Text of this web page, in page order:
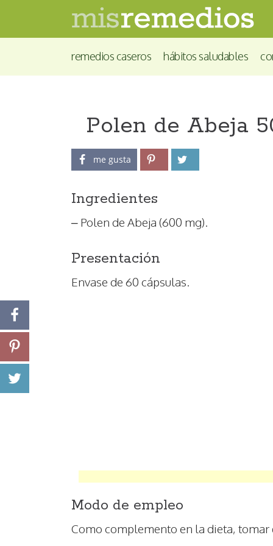
remedios caseros hábitos saludables
Polen de Abeja
me gusta
Ingredientes
– Polen de Abeja (600 mg).
Presentación
Envase de 60 cápsulas.
Modo de empleo
Como complemento en la dieta, tomar